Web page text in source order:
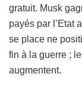
gratuit. Musk
payés par l’Etat
se place ne
fin à la guerre ;
augmentent.